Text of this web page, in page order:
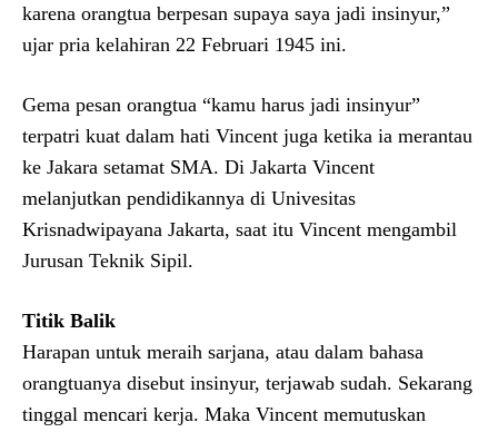
karena orangtua berpesan supaya saya jadi insinyur,”
ujar pria kelahiran 22 Februari 1945 ini.
Gema pesan orangtua “kamu harus jadi insinyur”
terpatri kuat dalam hati Vincent juga ketika ia merantau
ke Jakara setamat SMA. Di Jakarta Vincent
melanjutkan pendidikannya di Univesitas
Krisnadwipayana Jakarta, saat itu Vincent mengambil
Jurusan Teknik Sipil.
Titik Balik
Harapan untuk meraih sarjana, atau dalam bahasa
orangtuanya disebut insinyur, terjawab sudah. Sekarang
tinggal mencari kerja. Maka Vincent memutuskan